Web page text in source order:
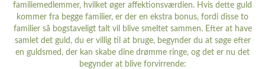
familiemedlemmer, hvilket øger affektionsværdien. Hvis dette guld
kommer fra begge familier, er der en ekstra bonus, fordi disse to
familier så bogstaveligt talt vil blive smeltet sammen. Efter at have
samlet det guld, du er villig til at bruge, begynder du at søge efter
en guldsmed, der kan skabe dine drømme ringe, og det er nu det
begynder at blive forvirrende: